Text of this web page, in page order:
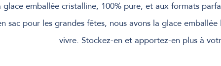
glace emballée cristalline, 100% pure, et aux formats
sac pour les grandes fêtes, nous avons la glace
vivre. Stockez-en et apportez-en plus à